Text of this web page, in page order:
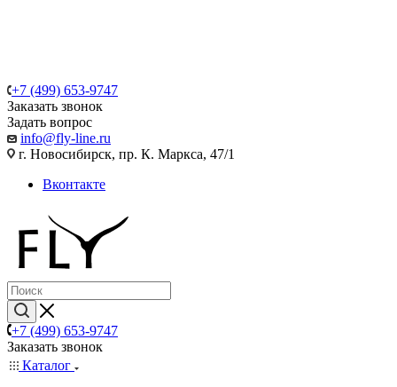
+7 (499) 653-9747
Заказать звонок
Задать вопрос
info@fly-line.ru
г. Новосибирск, пр. К. Маркса, 47/1
Вконтакте
+7 (499) 653-9747
Заказать звонок
Каталог